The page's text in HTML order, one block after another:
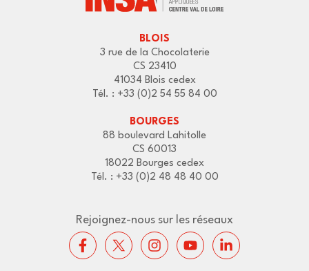
BLOIS
3 rue de la Chocolaterie
CS 23410
41034 Blois cedex
Tél. : +33 (0)2 54 55 84 00
BOURGES
88 boulevard Lahitolle
CS 60013
18022 Bourges cedex
Tél. : +33 (0)2 48 48 40 00
Rejoignez-nous sur les réseaux